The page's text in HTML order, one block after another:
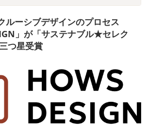
受付中
点から理解を深める！ぜんち共済が
ある私と親との確執～両親が亡くな
」オンラインセミナーを12月21日
ルーシブデザインのプロセス
」が「サステナブル★セレク
つ星受賞